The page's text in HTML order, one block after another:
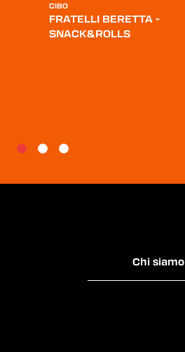
CIBO
FRATELLI BERETTA -
SNACK&ROLLS
Chi siamo